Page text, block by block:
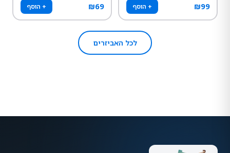
₪99 + הוסף ₪69 + הוסף
לכל האביזרים